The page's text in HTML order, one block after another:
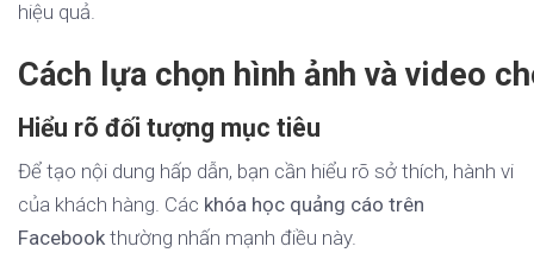
hiệu quả.
Cách lựa chọn hình ảnh và video
Hiểu rõ đối tượng mục tiêu
Để tạo nội dung hấp dẫn, bạn cần hiểu rõ sở thích, hành vi
của khách hàng. Các khóa học quảng cáo trên
Facebook thường nhấn mạnh điều này.